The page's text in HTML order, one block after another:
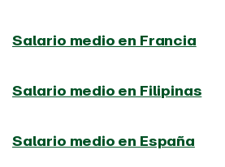
Salario medio en Francia
Salario medio en Filipinas
Salario medio en España